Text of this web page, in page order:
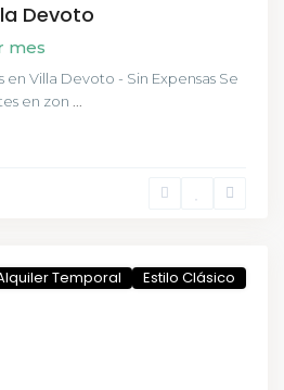
Devoto
mes
Villa Devoto - Sin Expensas Se
en zon
Temporal Estilo Clásico